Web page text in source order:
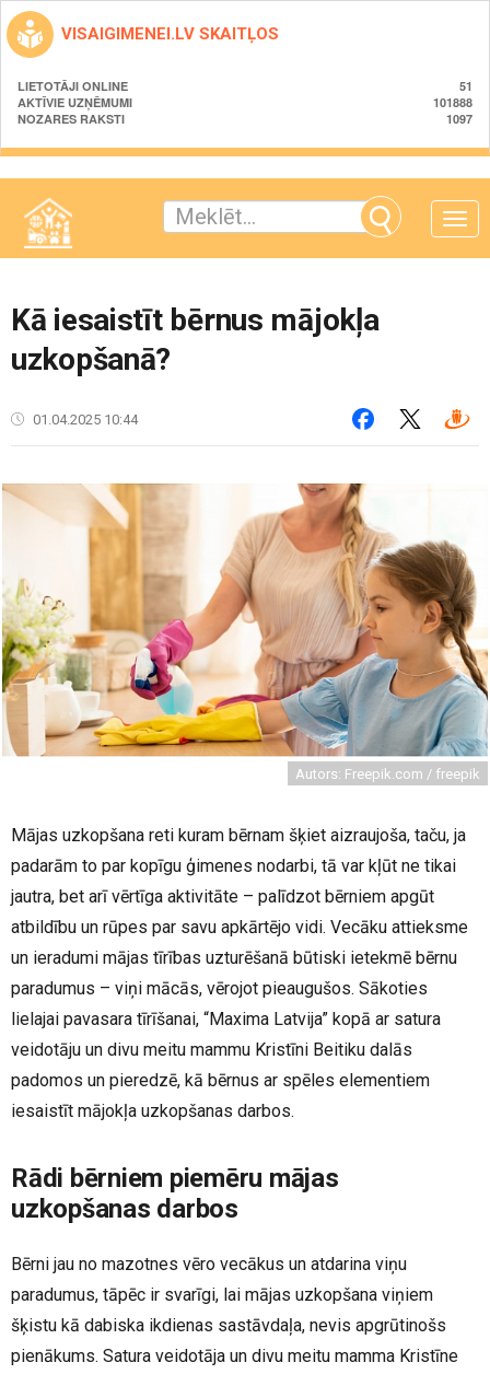
VISAIGIMENEI.LV SKAITĻOS
LIETOTĀJI ONLINE
51
AKTĪVIE UZŅĒMUMI
101888
NOZARES RAKSTI
1097
Toggle
Kā iesaistīt bērnus mājokļa
uzkopšanā?
01.04.2025 10:44
Autors: Freepik.com / freepik
Mājas uzkopšana reti kuram bērnam šķiet aizraujoša, taču, ja
padarām to par kopīgu ģimenes nodarbi, tā var kļūt ne tikai
jautra, bet arī vērtīga aktivitāte – palīdzot bērniem apgūt
atbildību un rūpes par savu apkārtējo vidi. Vecāku attieksme
un ieradumi mājas tīrības uzturēšanā būtiski ietekmē bērnu
paradumus – viņi mācās, vērojot pieaugušos. Sākoties
lielajai pavasara tīrīšanai, “Maxima Latvija” kopā ar satura
veidotāju un divu meitu mammu Kristīni Beitiku dalās
padomos un pieredzē, kā bērnus ar spēles elementiem
iesaistīt mājokļa uzkopšanas darbos.
Rādi bērniem piemēru mājas
uzkopšanas darbos
Bērni jau no mazotnes vēro vecākus un atdarina viņu
paradumus, tāpēc ir svarīgi, lai mājas uzkopšana viņiem
šķistu kā dabiska ikdienas sastāvdaļa, nevis apgrūtinošs
pienākums. Satura veidotāja un divu meitu mamma Kristīne